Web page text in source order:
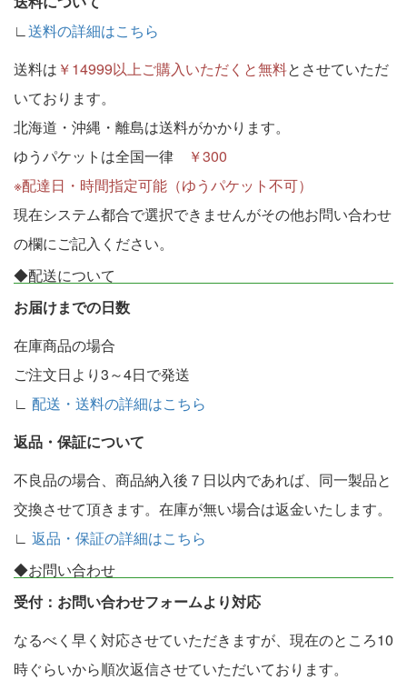
∟ 送料の詳細はこちら
送料は ￥14999以上ご購入いただくと無料とさせていただ
いております。
北海道・沖縄・離島は送料がかかります。
ゆうパケットは全国一律
￥300
※配達日・時間指定可能（ゆうパケット不可）
現在システム都合で選択できませんがその他お問い合わせ
の欄にご記入ください。
◆配送について
お届けまでの日数
在庫商品の場合
ご注文日より3～4日で発送
∟ 配送・送料の詳細はこちら
返品・保証について
不良品の場合、商品納入後７日以内であれば、同一製品と
交換させて頂きます。在庫が無い場合は返金いたします。
∟ 返品・保証の詳細はこちら
◆お問い合わせ
受付：お問い合わせフォームより対応
なるべく早く対応させていただきますが、現在のところ10
時ぐらいから順次返信させていただいております。